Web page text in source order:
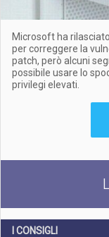
Microsoft ha
per correggere la
patch, però alcuni
possibile usare lo
privilegi elevati.
I CONSIGLI